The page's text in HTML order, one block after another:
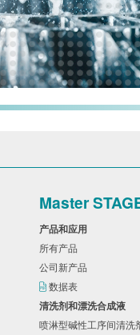
Master
产品和应用
所有产品
公司新产品
数据表
清洗剂和漂洗合成液
喷淋型碱性工序间清洗